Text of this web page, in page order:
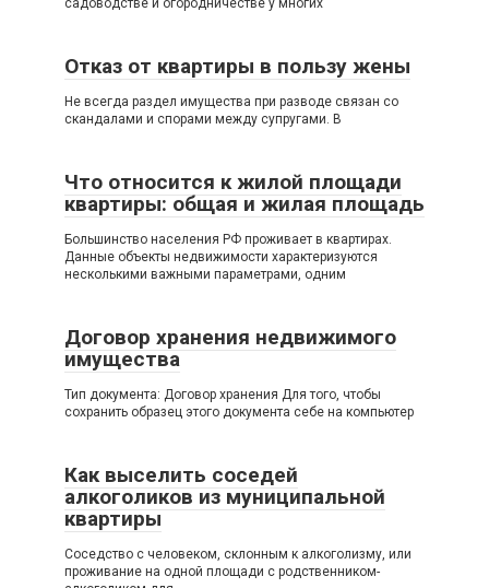
Отказ от квартиры в пользу жены
Не всегда раздел имущества при разводе связан со
скандалами и спорами между супругами. В
Что относится к жилой площади
квартиры: общая и жилая площадь
Большинство населения РФ проживает в квартирах.
Данные объекты недвижимости характеризуются
несколькими важными параметрами, одним
Договор хранения недвижимого
имущества
Тип документа: Договор хранения Для того, чтобы
сохранить образец этого документа себе на компьютер
Как выселить соседей
алкоголиков из муниципальной
квартиры
Соседство с человеком, склонным к алкоголизму, или
проживание на одной площади с родственником-